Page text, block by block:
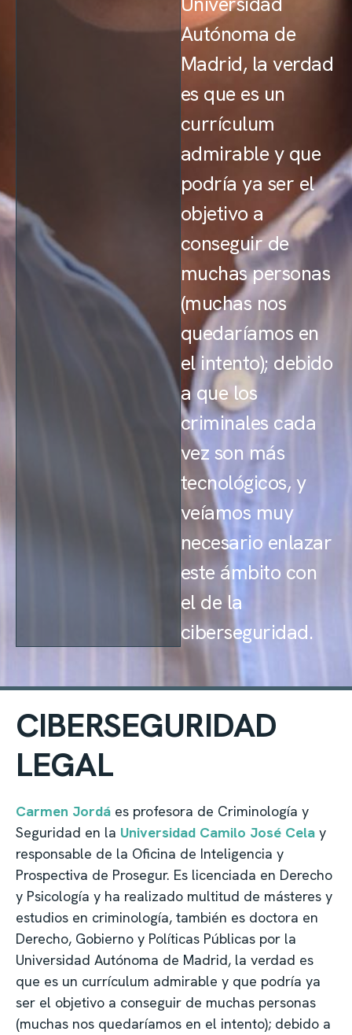
Autónoma de
Madrid, la verdad
es que es un
currículum
admirable y que
podría ya ser el
objetivo a
conseguir de
muchas personas
(muchas nos
quedaríamos en
el intento); debido
a que los
criminales cada
vez son más
tecnológicos, y
veíamos muy
necesario enlazar
este ámbito con
el de la
ciberseguridad.
CIBERSEGURIDAD
LEGAL
Carmen Jordá es profesora de Criminología y
Seguridad en la Universidad Camilo José Cela y
responsable de la Oficina de Inteligencia y
Prospectiva de Prosegur. Es licenciada en Derecho
y Psicología y ha realizado multitud de másteres y
estudios en criminología, también es doctora en
Derecho, Gobierno y Políticas Públicas por la
Universidad Autónoma de Madrid, la verdad es
que es un currículum admirable y que podría ya
ser el objetivo a conseguir de muchas personas
(muchas nos quedaríamos en el intento); debido a